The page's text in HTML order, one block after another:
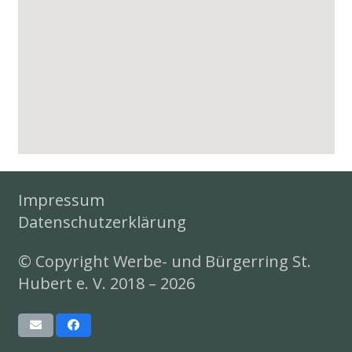
Impressum
Datenschutzerklärung
© Copyright Werbe- und Bürgerring St.
Hubert e. V. 2018 – 2026